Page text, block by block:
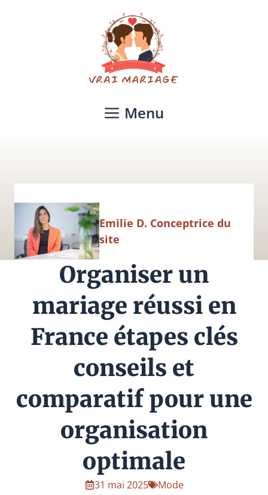
Menu
Emilie D. Conceptrice du
site
Organiser un
mariage réussi en
France étapes clés
conseils et
comparatif pour une
organisation
optimale
31 mai 2025 Mode